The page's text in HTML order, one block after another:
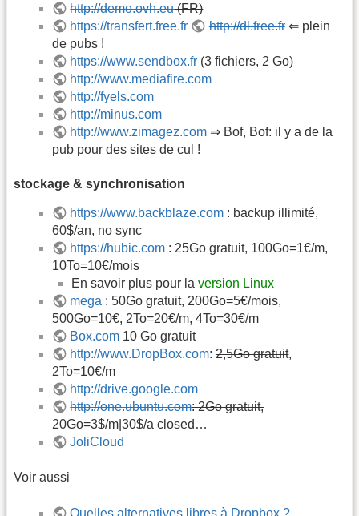
http://demo.ovh.eu(FR)
https://transfert.free.fr
http://dl.free.fr⇐ plein
de pubs !
https://www.sendbox.fr (3 fichiers, 2 Go)
http://www.mediafire.com
http://fyels.com
http://minus.com
http://www.zimagez.com ⇒ Bof, Bof: il y a de la
pub pour des sites de cul !
stockage & synchronisation
https://www.backblaze.com : backup illimité,
60$/an, no sync
https://hubic.com : 25Go gratuit, 100Go=1€/m,
10To=10€/mois
En savoir plus pour la version Linux
mega : 50Go gratuit, 200Go=5€/mois,
500Go=10€, 2To=20€/m, 4To=30€/m
Box.com 10 Go gratuit
http://www.DropBox.com:2,5Go gratuit,
2To=10€/m
http://drive.google.com
http://one.ubuntu.com: 2Go gratuit,
20Go=3$/m|30$/a closed…
JoliCloud
Voir aussi
Quelles alternatives libres à Dropbox ?